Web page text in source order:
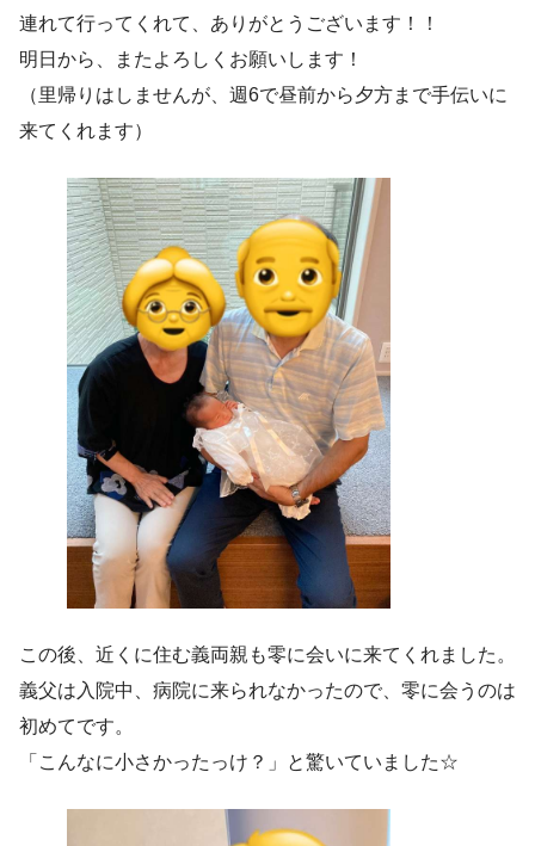
連れて行ってくれて、ありがとうございます！！
明日から、またよろしくお願いします！
（里帰りはしませんが、週6で昼前から夕方まで手伝いに
来てくれます）
この後、近くに住む義両親も零に会いに来てくれました。
義父は入院中、病院に来られなかったので、零に会うのは
初めてです。
「こんなに小さかったっけ？」と驚いていました☆